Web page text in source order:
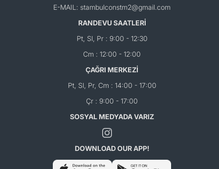
E-MAIL: stambulconstm2@gmail.com
RANDEVU SAATLERİ
Pt, Sl, Pr : 9:00 - 12:30
Cm : 12:00 - 12:00
ÇAĞRI MERKEZİ
Pt, Sl, Pr, Cm : 14:00 - 17:00
Çr : 9:00 - 17:00
SOSYAL MEDYADA VARIZ
DOWNLOAD OUR APP!